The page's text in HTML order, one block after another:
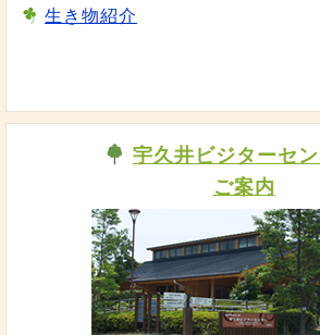
生き物紹介
宇久井ビジターセ
ご案内